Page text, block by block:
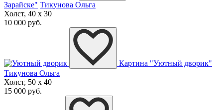
Зарайске" Тикунова Ольга
Холст, 40 x 30
10 000 руб.
Картина "Уютный дворик"
Тикунова Ольга
Холст, 50 x 40
15 000 руб.